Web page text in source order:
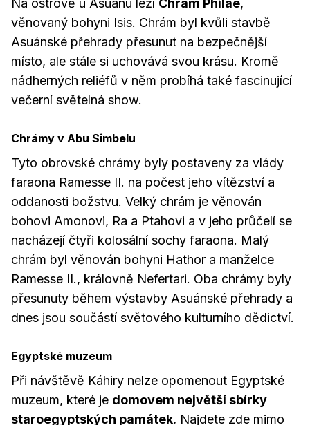
Na ostrově u Asuánu leží Chrám Philae,
věnovaný bohyni Isis. Chrám byl kvůli stavbě
Asuánské přehrady přesunut na bezpečnější
místo, ale stále si uchovává svou krásu. Kromě
nádherných reliéfů v něm probíhá také fascinující
večerní světelná show.
Chrámy v Abu Simbelu
Tyto obrovské chrámy byly postaveny za vlády
faraona Ramesse II. na počest jeho vítězství a
oddanosti božstvu. Velký chrám je věnován
bohovi Amonovi, Ra a Ptahovi a v jeho průčelí se
nacházejí čtyři kolosální sochy faraona. Malý
chrám byl věnován bohyni Hathor a manželce
Ramesse II., královně Nefertari. Oba chrámy byly
přesunuty během výstavby Asuánské přehrady a
dnes jsou součástí světového kulturního dědictví.
Egyptské muzeum
Při návštěvě Káhiry nelze opomenout Egyptské
muzeum, které je domovem největší sbírky
staroegyptských památek. Najdete zde mimo